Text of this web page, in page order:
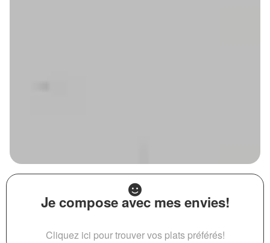
Je compose avec mes envies!
Cliquez ici pour trouver vos plats préférés!